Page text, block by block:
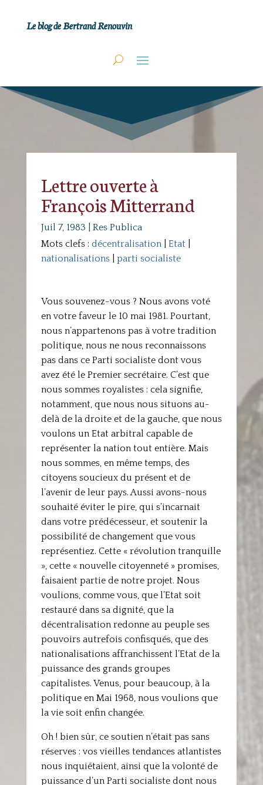
Le blog de Bertrand Renouvin
Lettre ouverte à
François Mitterrand
Juil 7, 1983
Res Publica
Mots clefs : décentralisation| Etat|
nationalisations| parti socialiste
Vous souvenez-vous ? Nous avons voté
en votre faveur le 10 mai 1981. Pourtant,
nous n’appartenons pas à votre tradition
politique, nous ne nous reconnaissons
pas dans ce Parti socialiste dont vous
avez été le Premier secrétaire. C’est que
nous sommes royalistes : cela signifie,
notamment, que nous nous situons au-
delà de la droite et de la gauche, que nous
voulons un Etat arbitral capable de
représenter la nation tout entière. Mais
nous sommes, en même temps, des
citoyens soucieux du présent et de
l’avenir de leur pays. Aussi avons-nous
souhaité éviter le pire, qui s’incarnait
dans votre prédécesseur, et soutenir la
possibilité de changement que vous
représentiez. Cette « révolution tranquille
», cette « nouvelle citoyenneté » promises,
faisaient partie de notre projet. Nous
voulions, comme vous, que l’Etat soit
restauré dans sa dignité, que la
décentralisation redonne au peuple ses
pouvoirs autrefois confisqués, que des
nationalisations affranchissent l’Etat de la
puissance des grands groupes
capitalistes. Venus, pour beaucoup, à la
politique en Mai 1968, nous voulions que
la vie soit enfin changée.
Oh ! bien sûr, ce soutien n’était pas sans
réserves : vos vieilles tendances atlantistes
nous inquiétaient, ainsi que la volonté de
puissance d’un Parti socialiste dont nous